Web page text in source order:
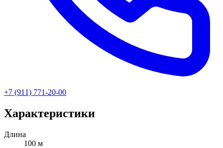
+7 (911) 771-20-00
Характеристики
Длина
100 м